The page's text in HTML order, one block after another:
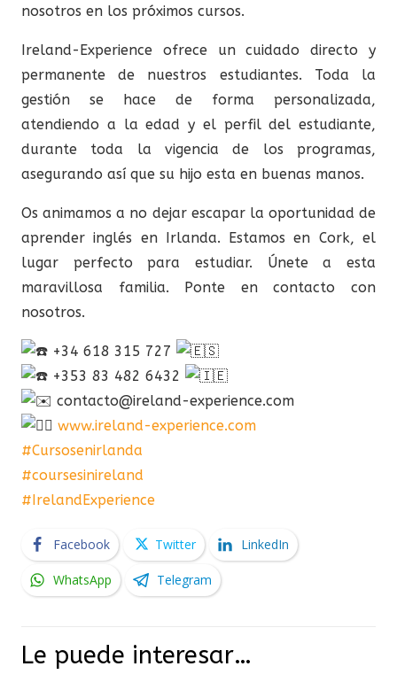
nosotros en los próximos cursos.
Ireland-Experience ofrece un cuidado directo y
permanente de nuestros estudiantes. Toda la
gestión se hace de forma personalizada,
atendiendo a la edad y el perfil del estudiante,
durante toda la vigencia de los programas,
asegurando así que su hijo esta en buenas manos.
Os animamos a no dejar escapar la oportunidad de
aprender inglés en Irlanda. Estamos en Cork, el
lugar perfecto para estudiar. Únete a esta
maravillosa familia. Ponte en contacto con
nosotros.
+34 618 315 727
+353 83 482 6432
contacto@ireland-experience.com
www.ireland-experience.com
#Cursosenirlanda
#coursesinireland
#IrelandExperience
Facebook Twitter LinkedIn
WhatsApp Telegram
Le puede interesar…